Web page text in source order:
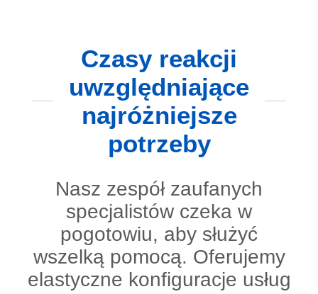
Czasy reakcji
uwzględniające
najróżniejsze
potrzeby
Nasz zespół zaufanych
specjalistów czeka w
pogotowiu, aby służyć
wszelką pomocą. Oferujemy
elastyczne konfiguracje usług